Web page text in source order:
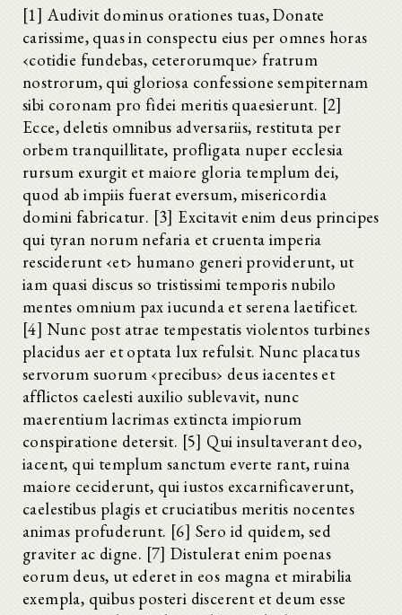
[1] Audivit dominus orationes tuas, Donate
carissime, quas in conspectu eius per omnes horas
‹cotidie fundebas, ceterorumque› fratrum
nostrorum, qui gloriosa confessione sempiternam
sibi coronam pro fidei meritis quaesierunt. [2]
Ecce, deletis omnibus adversariis, restituta per
orbem tranquillitate, profligata nuper ecclesia
rursum exurgit et maiore gloria templum dei,
quod ab impiis fuerat eversum, misericordia
domini fabricatur. [3] Excitavit enim deus principes
qui tyran norum nefaria et cruenta imperia
resciderunt ‹et› humano generi providerunt, ut
iam quasi discus so tristissimi temporis nubilo
mentes omnium pax iucunda et serena laetificet.
[4] Nunc post atrae tempestatis violentos turbines
placidus aer et optata lux refulsit. Nunc placatus
servorum suorum ‹precibus› deus iacentes et
afflictos caelesti auxilio sublevavit, nunc
maerentium lacrimas extincta impiorum
conspiratione detersit. [5] Qui insultaverant deo,
iacent, qui templum sanctum everte rant, ruina
maiore ceciderunt, qui iustos excarnificaverunt,
caelestibus plagis et cruciatibus meritis nocentes
animas profuderunt. [6] Sero id quidem, sed
graviter ac digne. [7] Distulerat enim poenas
eorum deus, ut ederet in eos magna et mirabilia
exempla, quibus posteri discerent et deum esse